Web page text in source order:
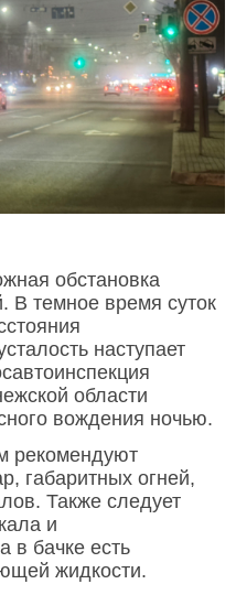
обстановка
В темное время суток
наступает
области
вождения ночью.
рекомендуют
габаритных огней,
Также следует
и
в бачке есть
жидкости.